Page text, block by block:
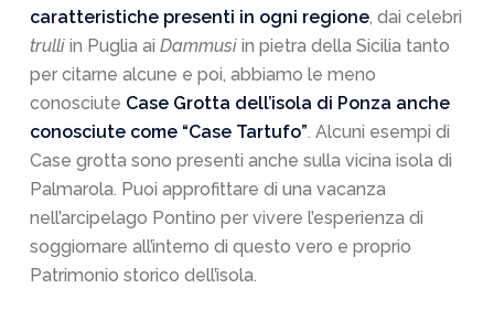
caratteristiche presenti in ogni regione, dai celebri
trulli in Puglia ai Dammusi in pietra della Sicilia tanto
per citarne alcune e poi, abbiamo le meno
conosciute Case Grotta dell’isola di Ponza anche
conosciute come “Case Tartufo”. Alcuni esempi di
Case grotta sono presenti anche sulla vicina isola di
Palmarola. Puoi approfittare di una vacanza
nell’arcipelago Pontino per vivere l’esperienza di
soggiornare all’interno di questo vero e proprio
Patrimonio storico dell’isola.